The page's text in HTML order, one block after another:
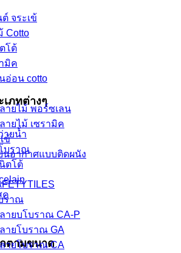
เภทต่างๆ
ายน้ำ
บราณ
ตโต้
ค
ตามขนาด
จระเข้
Cotto
โต้
มิค
อ่อน cotto
ายไม้ พอร์ซเลน
ายไม้ เซรามิค
ข้
นอากาศแบบติดผนัง
ราณ
ายบโบราณ CA-P
ายโบราณ GA
ายโบราณ CA